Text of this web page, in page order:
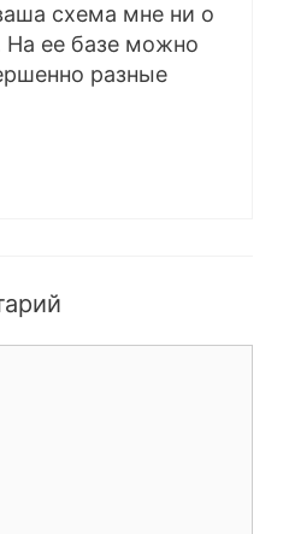
схема мне ни о
На ее базе можно
разные